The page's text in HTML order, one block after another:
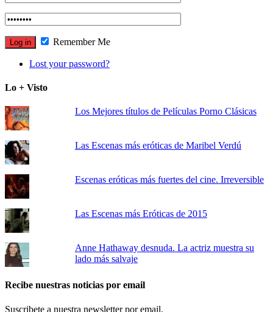
Remember Me
Lost your password?
Lo + Visto
Los Mejores títulos de Películas Porno Clásicas
Las Escenas más eróticas de Maribel Verdú
Escenas eróticas más fuertes del cine. Irreversible
Las Escenas más Eróticas de 2015
Anne Hathaway desnuda. La actriz muestra su
lado más salvaje
Recibe nuestras noticias por email
Suscribete a nuestra newsletter por email.